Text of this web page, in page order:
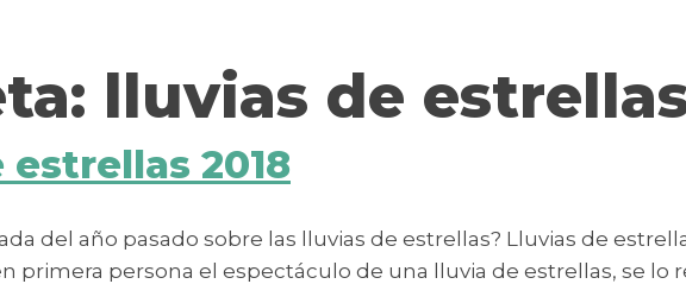
lluvias de
estrellas 2018
del año pasado sobre las lluvias de estrellas? Lluvias de
primera persona el espectáculo de una lluvia de estrellas, se lo